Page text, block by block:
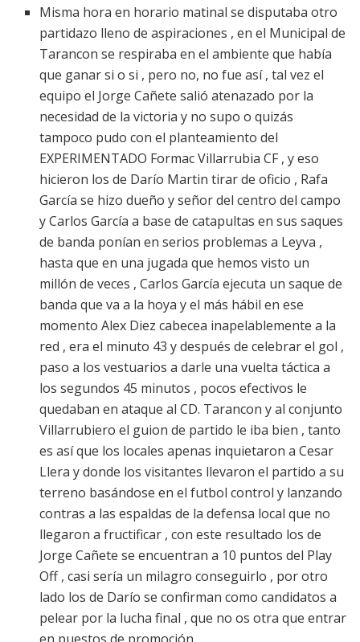
Misma hora en horario matinal se disputaba otro
partidazo lleno de aspiraciones , en el Municipal de
Tarancon se respiraba en el ambiente que había
que ganar si o si , pero no, no fue así , tal vez el
equipo el Jorge Cañete salió atenazado por la
necesidad de la victoria y no supo o quizás
tampoco pudo con el planteamiento del
EXPERIMENTADO Formac Villarrubia CF , y eso
hicieron los de Darío Martin tirar de oficio , Rafa
García se hizo dueño y señor del centro del campo
y Carlos García a base de catapultas en sus saques
de banda ponían en serios problemas a Leyva ,
hasta que en una jugada que hemos visto un
millón de veces , Carlos García ejecuta un saque de
banda que va a la hoya y el más hábil en ese
momento Alex Diez cabecea inapelablemente a la
red , era el minuto 43 y después de celebrar el gol ,
paso a los vestuarios a darle una vuelta táctica a
los segundos 45 minutos , pocos efectivos le
quedaban en ataque al CD. Tarancon y al conjunto
Villarrubiero el guion de partido le iba bien , tanto
es así que los locales apenas inquietaron a Cesar
Llera y donde los visitantes llevaron el partido a su
terreno basándose en el futbol control y lanzando
contras a las espaldas de la defensa local que no
llegaron a fructificar , con este resultado los de
Jorge Cañete se encuentran a 10 puntos del Play
Off , casi sería un milagro conseguirlo , por otro
lado los de Darío se confirman como candidatos a
pelear por la lucha final , que no os otra que entrar
en puestos de promoción.